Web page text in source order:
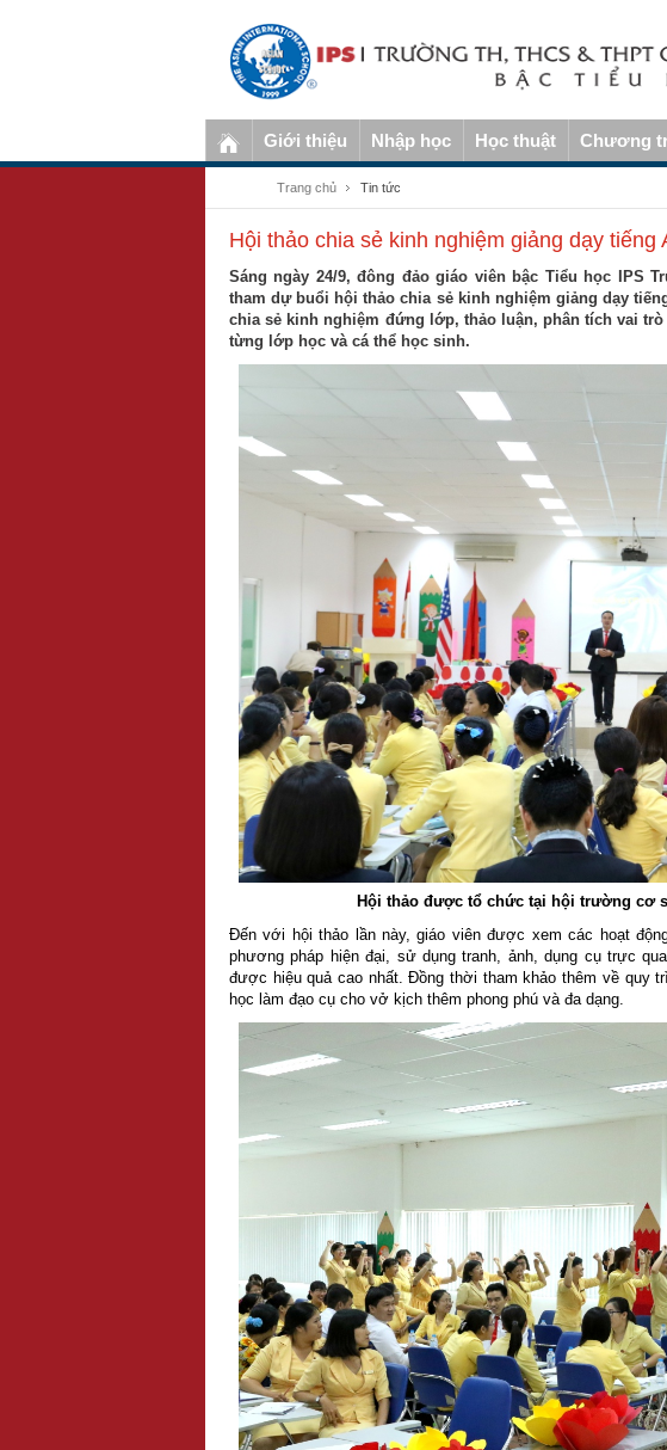
Giới thiệu Nhập học Học thuật Chương
Trang chủ Tin tức
Hội thảo chia sẻ kinh nghiệm giảng dạy tiếng
Sáng ngày 24/9, đông đảo giáo viên bậc Tiểu học IPS
tham dự buổi hội thảo chia sẻ kinh nghiệm giảng dạy
chia sẻ kinh nghiệm đứng lớp, thảo luận, phân tích vai
từng lớp học và cá thể học sinh.
Hội thảo được tổ chức tại hội trường cơ
Đến với hội thảo lần này, giáo viên được xem các hoạt
phương pháp hiện đại, sử dụng tranh, ảnh, dụng cụ trực
được hiệu quả cao nhất. Đồng thời tham khảo thêm về quy
học làm đạo cụ cho vở kịch thêm phong phú và đa dạng.